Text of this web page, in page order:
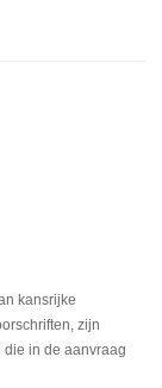
kansrijke
zijn
in de aanvraag